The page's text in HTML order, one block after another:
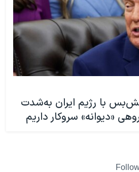
با رژیم ایران به‌شدت
«دیوانه» سروکار داریم